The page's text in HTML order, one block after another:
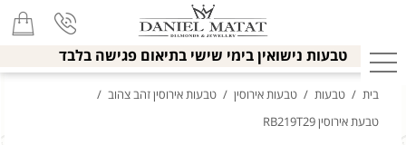
טבעות נישואין בימי שישי בתיאום פגישה בלבד
בית / טבעות / טבעות אירוסין / טבעות אירוסין זהב צהוב /
טבעת אירוסין RB219T29